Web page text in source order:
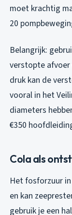
moet krachtig
20
Belangrijk:
verstopte
druk kan de
vooral in het
diameters
€350
Cola als
Het fosforzuur
en kan
gebruik je een